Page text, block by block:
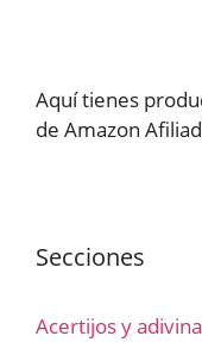
Aquí tienes
de Amazon
Secciones
Acertijos y